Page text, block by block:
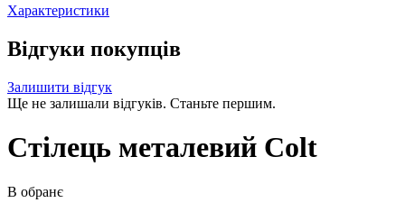
Характеристики
Відгуки покупців
Залишити відгук
Ще не залишали відгуків. Станьте першим.
Стілець металевий Colt
В обранє